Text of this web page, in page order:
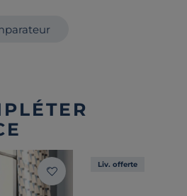
Liv. offerte